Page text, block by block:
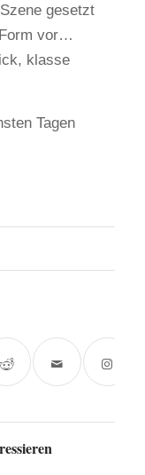
gesetzt
vor…
klasse
Tagen